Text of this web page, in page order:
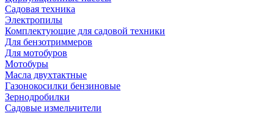
Садовая техника
Электропилы
Комплектующие для садовой техники
Для бензотриммеров
Для мотобуров
Мотобуры
Масла двухтактные
Газонокосилки бензиновые
Зернодробилки
Садовые измельчители